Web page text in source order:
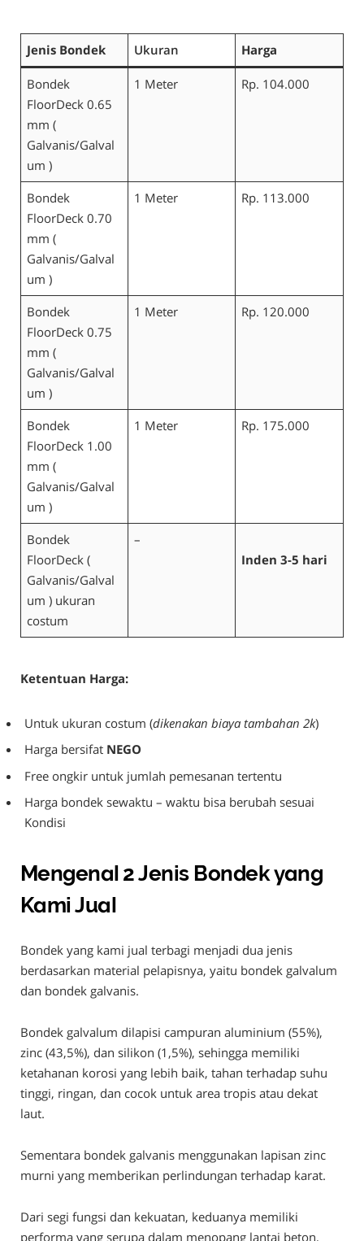
Jenis Bondek Ukuran Harga
Bondek
FloorDeck 0.65
mm (
Galvanis/Galval
um )
1 Meter Rp. 104.000
Bondek
FloorDeck 0.70
mm (
Galvanis/Galval
um )
1 Meter Rp. 113.000
Bondek
FloorDeck 0.75
mm (
Galvanis/Galval
um )
1 Meter Rp. 120.000
Bondek
FloorDeck 1.00
mm (
Galvanis/Galval
um )
1 Meter Rp. 175.000
Bondek
FloorDeck (
Galvanis/Galval
um ) ukuran
costum
–
Inden 3-5 hari
Ketentuan Harga:
Untuk ukuran costum (dikenakan biaya tambahan 2k)
Harga bersifat NEGO
Free ongkir untuk jumlah pemesanan tertentu
Harga bondek sewaktu – waktu bisa berubah sesuai
Kondisi
Mengenal 2 Jenis Bondek yang
Kami Jual
Bondek yang kami jual terbagi menjadi dua jenis
berdasarkan material pelapisnya, yaitu bondek galvalum
dan bondek galvanis.
Bondek galvalum dilapisi campuran aluminium (55%),
zinc (43,5%), dan silikon (1,5%), sehingga memiliki
ketahanan korosi yang lebih baik, tahan terhadap suhu
tinggi, ringan, dan cocok untuk area tropis atau dekat
laut.
Sementara bondek galvanis menggunakan lapisan zinc
murni yang memberikan perlindungan terhadap karat.
Dari segi fungsi dan kekuatan, keduanya memiliki
performa yang serupa dalam menopang lantai beton,